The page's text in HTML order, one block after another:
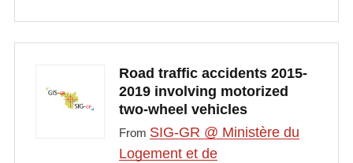
Road traffic accidents 2015-
2019 involving motorized
two-wheel vehicles
From SIG-GR @ Ministère du
Logement et de